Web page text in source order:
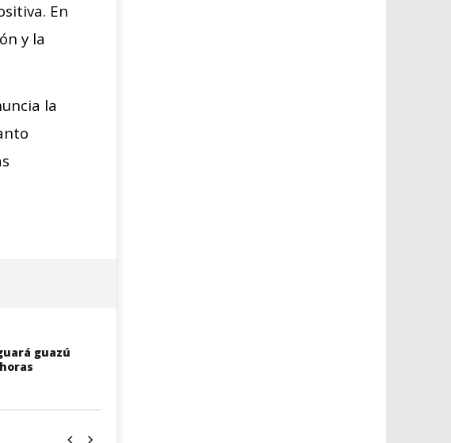
En
y la
la
guazú